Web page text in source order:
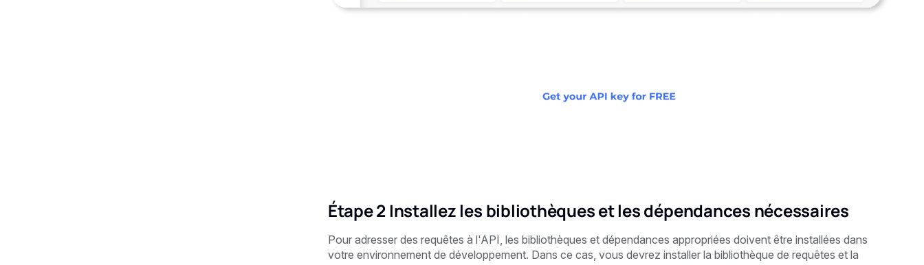
Étape 2 Installez les bibliothèques et les dépendances nécessaires
Pour adresser des requêtes à l'API, les bibliothèques et dépendances appropriées doivent être installées dans
votre environnement de développement. Dans ce cas, vous devrez installer la bibliothèque de requêtes et la